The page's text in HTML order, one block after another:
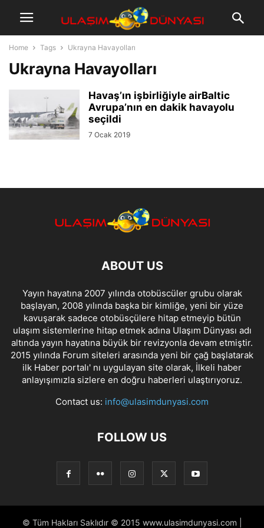
Home Tags Ukrayna Havayolları
Ukrayna Havayolları
Havaş’ın işbirliğiyle airBaltic
Avrupa’nın en dakik havayolu
seçildi
7 Ocak 2019
ABOUT US
Yayın hayatına 2007 yılında otobüscüler grubu olarak
başlayan, 2008 yılında başka bir kimliğe, yeni bir yüze
kavuşarak sadece otobüsçülere hitap etmeyip bütün
ulaşım sistemlerine hitap etmek adına Ulaşım Dünyası adı
altında yayın hayatına büyük bir revizyonla devam etmiştir.
2015 yılında Forum siteleri arasında yeni bir çağ başlatarak
ilk Haber portalı' nı uygulayan site olarak, İlkeli haber
anlayışımızla sizlere en doğru haberleri ulaştırıyoruz.
Contact us: info@ulasimdunyasi.com
FOLLOW US
© Tüm Hakları Saklıdır © 2015 www.ulasimdunyasi.com |